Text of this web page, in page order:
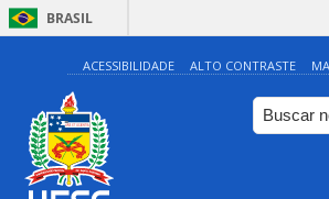
BRASIL
ACESSIBILIDADE ALTO CONTRASTE